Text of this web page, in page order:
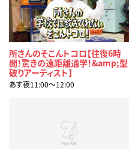
所さんのそこんトコロ【往復6時
間！驚きの遠距離通学！&amp;型
破りアーティスト】
あす夜11:00〜12:00